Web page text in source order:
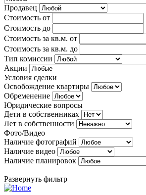
Продавец
Стоимость от
Стоимость до
Стоимость за кв.м. от
Стоимость за кв.м. до
Тип комиссии
Акции
Условия сделки
Освобождение квартиры
Обременение
Юридические вопросы
Дети в собственниках
Лет в собственности
Фото/Видео
Наличие фотографий
Наличие видео
Наличие планировок
Развернуть фильтр